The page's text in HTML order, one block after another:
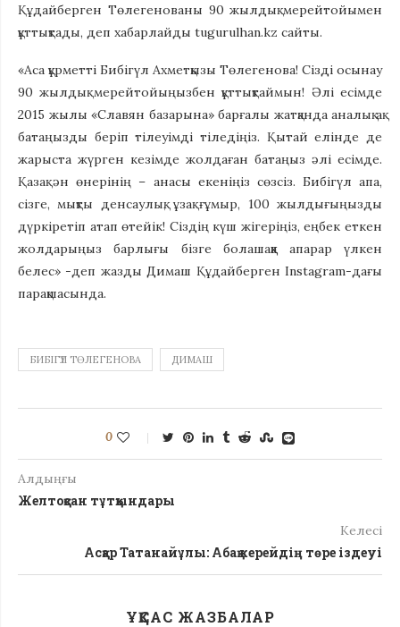
Құдайберген Төлегенованы 90 жылдық мерейтойымен
құттықтады, деп хабарлайды tugurulhan.kz сайты.
«Аса құрметті Бибігүл Ахметқызы Төлегенова! Сізді осынау
90 жылдық мерейтойыңызбен құттықтаймын! Әлі есімде
2015 жылы «Славян базарына» барғалы жатқанда аналық ақ
батаңызды беріп тілеуімді тіледіңіз. Қытай елінде де
жарыста жүрген кезімде жолдаған батаңыз әлі есімде.
Қазақ ән өнерінің – анасы екеніңіз сөзсіз. Бибігүл апа,
сізге, мықты денсаулық, ұзақ ғұмыр, 100 жылдығыңызды
дүркіретіп атап өтейік! Сіздің күш жігеріңіз, еңбек еткен
жолдарыңыз барлығы бізге болашаққа апарар үлкен
белес» -деп жазды Димаш Құдайберген Instagram-дағы
парақшасында.
БИБІГҮЛ ТӨЛЕГЕНОВА ДИМАШ
0
Алдыңғы
Желтоқсан тұтқындары
Келесі
Асқар Татанайұлы: Абақ керейдің төре іздеуі
ҰҚСАС ЖАЗБАЛАР